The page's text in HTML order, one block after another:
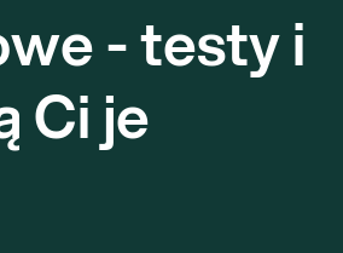
- testy i
Ci je